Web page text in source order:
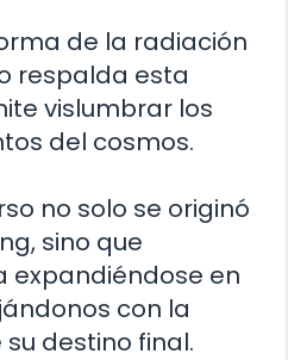
de la radiación
respalda esta
vislumbrar los
del cosmos.
no solo se originó
sino que
expandiéndose en
con la
destino final.